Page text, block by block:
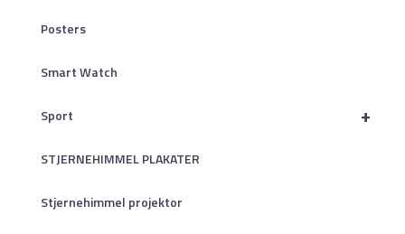
Posters
Smart Watch
+
Sport
STJERNEHIMMEL PLAKATER
Stjernehimmel projektor